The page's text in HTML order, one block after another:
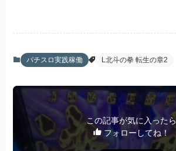
パチスロ実践稼働 L北斗の拳 転生の章2
この記事が気に入ったら
フォローしてね！